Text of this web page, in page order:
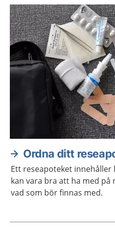
Ordna ditt
Ett reseapoteket innehåller
kan vara bra att ha med på
vad som bör finnas med.